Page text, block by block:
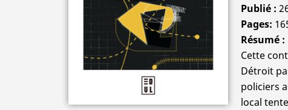
Publié
Pages
Résumé
Cette
Détroit
policiers
local